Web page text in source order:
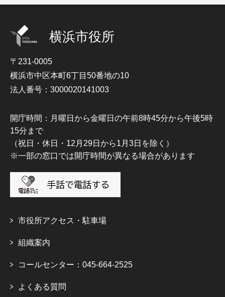
横浜市役所
〒231-0005
横浜市中区本町6丁目50番地の10
法人番号：3000020141003
開庁時間：月曜日から金曜日の午前8時45分から午後5時
15分まで
（祝日・休日・12月29日から1月3日を除く）
※一部の窓口では開庁時間が異なる場合があります
市役所アクセス・駐車場
組織案内
コールセンター：045-664-2525
よくある質問